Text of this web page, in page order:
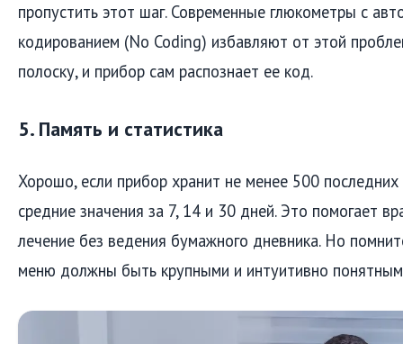
пропустить этот шаг. Современные глюкометры с
кодированием (No Coding) избавляют от этой
полоску, и прибор сам распознает ее код.
5. Память и статистика
Хорошо, если прибор хранит не менее 500
средние значения за 7, 14 и 30 дней. Это помогает
лечение без ведения бумажного дневника. Но
меню должны быть крупными и интуитивно